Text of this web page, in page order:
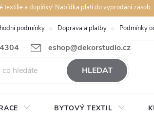
textilie a doplňky! Nabídka platí do vyprodání zásob.
eshop@dekorstudio.cz
podmínky Doprava a platby Podmínky
HLEDAT
BYTOVÝ TEXTIL